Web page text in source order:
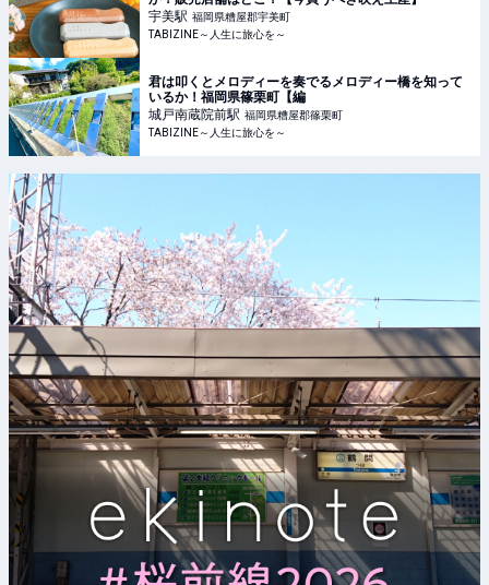
宇美駅 福岡県糟屋郡宇美町
TABIZINE～人生に旅心を～
君は叩くとメロディーを奏でるメロディー橋を知って
いるか！福岡県篠栗町【編
城戸南蔵院前駅 福岡県糟屋郡篠栗町
TABIZINE～人生に旅心を～